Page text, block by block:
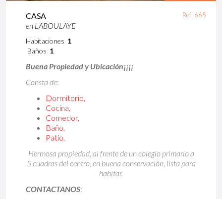
Ref: 665
CASA
en LABOULAYE
Habitaciones 1
Baños 1
Buena Propiedad y Ubicación¡¡¡¡
Consta de:
Dormitorio,
Cocina,
Comedor,
Baño,
Patio.
Hermosa propiedad, al frente de un colegio primario a
5 cuadras del centro, en buena conservación, lista para
habitar.
CONTACTANOS: